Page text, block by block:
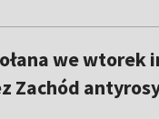
we
Zachód